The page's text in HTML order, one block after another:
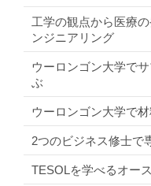
工学の観点から医療
ンジニアリング
ウーロンゴン大学で
ぶ
ウーロンゴン大学で
2つのビジネス修士で
TESOLを学べるオー